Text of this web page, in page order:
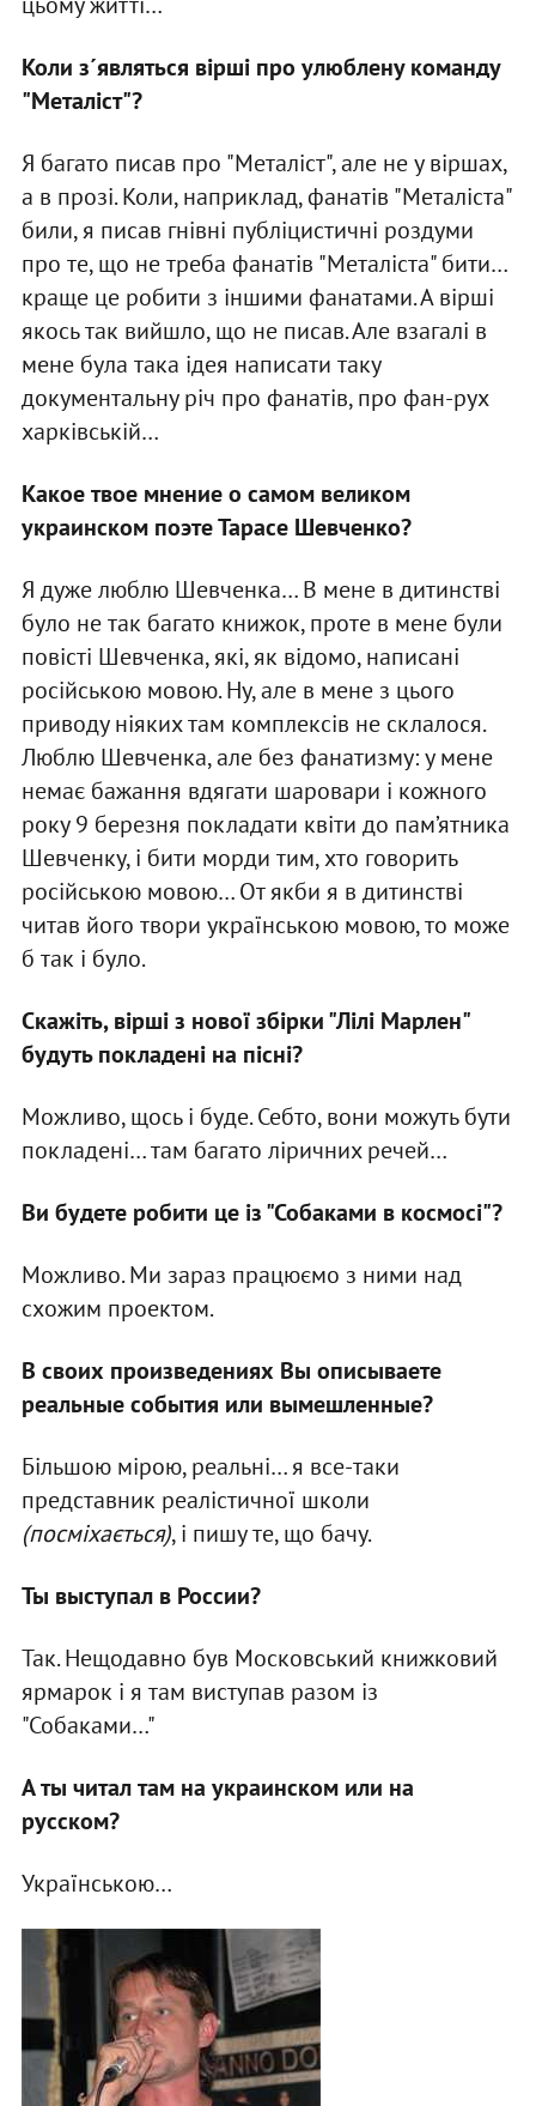
Коли з´являться вірші про улюблену команду
"Металіст"?
Я багато писав про "Металіст", але не у віршах,
а в прозі. Коли, наприклад, фанатів "Металіста"
били, я писав гнівні публіцистичні роздуми
про те, що не треба фанатів "Металіста" бити…
краще це робити з іншими фанатами. А вірші
якось так вийшло, що не писав. Але взагалі в
мене була така ідея написати таку
документальну річ про фанатів, про фан-рух
харківській…
Какое твое мнение о самом великом
украинском поэте Тарасе Шевченко?
Я дуже люблю Шевченка… В мене в дитинстві
було не так багато книжок, проте в мене були
повісті Шевченка, які, як відомо, написані
російською мовою. Ну, але в мене з цього
приводу ніяких там комплексів не склалося.
Люблю Шевченка, але без фанатизму: у мене
немає бажання вдягати шаровари і кожного
року 9 березня покладати квіти до пам’ятника
Шевченку, і бити морди тим, хто говорить
російською мовою… От якби я в дитинстві
читав його твори українською мовою, то може
б так і було.
Скажіть, вірші з нової збірки "Лілі Марлен"
будуть покладені на пісні?
Можливо, щось і буде. Себто, вони можуть бути
покладені… там багато ліричних речей…
Ви будете робити це із "Собаками в космосі"?
Можливо. Ми зараз працюємо з ними над
схожим проектом.
В своих произведениях Вы описываете
реальные события или вымешленные?
Більшою мірою, реальні… я все-таки
представник реалістичної школи
(посміхається), і пишу те, що бачу.
Ты выступал в России?
Так. Нещодавно був Московський книжковий
ярмарок і я там виступав разом із
"Собаками…"
А ты читал там на украинском или на
русском?
Українською…